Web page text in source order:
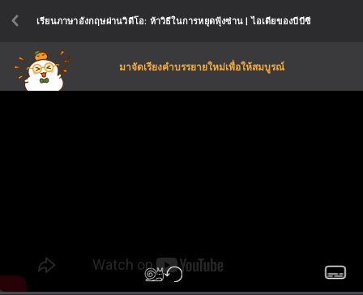
เรียนภาษาอังกฤษผ่านวิดีโอ: ห้าวิธีในการหยุดฟุ้งซ่าน | ไอเดียของบีบีซี
มาจัดเรียงคำบรรยายใหม่เพื่อให้สมบูรณ์